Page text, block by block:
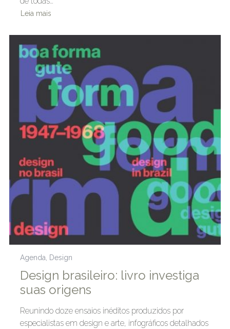
Leia mais
Agenda, Design
Design brasileiro: livro investiga
suas origens
Reunindo doze ensaios inéditos produzidos por
especialistas em design e arte, infográficos detalhados